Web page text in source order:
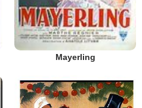
Mayerling